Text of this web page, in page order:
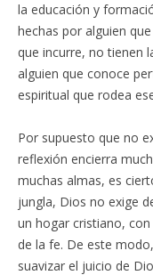
la educación y
hechas por alguien
que incurre, no tienen
alguien que conoce
espiritual que rodea
Por supuesto que no
reflexión encierra
muchas almas, es
jungla, Dios no exige
un hogar cristiano,
de la fe. De este
suavizar el juicio de